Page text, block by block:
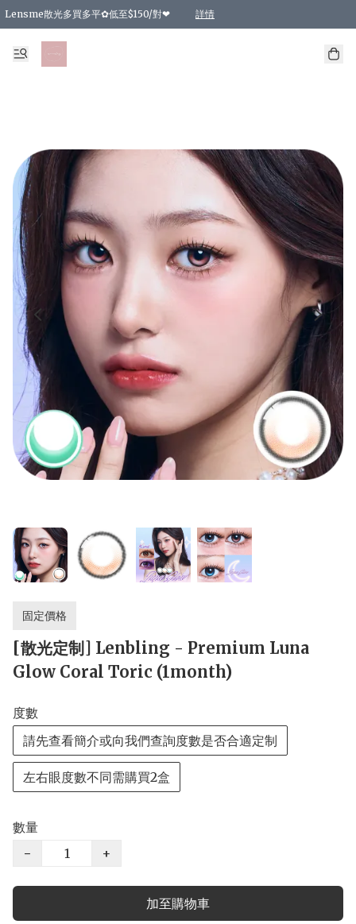
Lensme散光多買多平✿低至$150/對❤ 詳情
台灣Karacon⁩✧日拋 特價清貨❁⃘
日本韓國多款日/月拋現貨☼ 特價❤︎數量有限 售完即止
🇰🇷韓國多款月拋現貨 特價兩對$99✿數量有限 售完即止♫
精選商品，任選買2件或以上9 折；買4件或以上85 折；買6件或以上8 折
精選商品，任選買2件HKD 140.00；買4件HKD 260.00
精選商品，任選買2件HKD 190.00；買4件HKD 360.00
精選商品，任選買2件HKD 110.00；買4件HKD 180.00
精選商品，任選買2件HKD 170.00；買4件HKD 320.00
精選商品，任選買2件或以上減HKD 148.00
精選商品，任選買2件或以上減HKD 148.00
精選商品，任選買2件或以上95 折；買4件或以上9 折；買6件或以上85 折；買8件
精選商品，任選買12件或以上87 折
精選商品，任選買2件或以上減HKD 16.00；買4件或以上減HKD 32.00；買6
精選商品，任選買2件或以上95 折；買4件或以上9 折；買8件或以上85 折；買12
購物滿 HKD 800.00即享免運費優惠！（適用於 特定的送貨方式 )
固定價格
[散光定制] Lenbling - Premium Luna
Glow Coral Toric (1month)
度數
請先查看簡介或向我們查詢度數是否合適定制
左右眼度數不同需購買2盒
數量
−
+
加至購物車